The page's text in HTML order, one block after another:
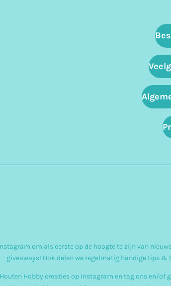
om als eerste op de hoogte te zijn van
giveaways! Ook delen we regelmatig handige tips &
Hobby creaties op Instagram en tag ons en/of